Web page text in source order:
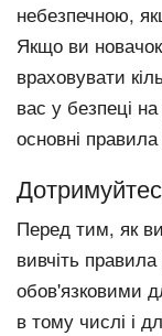
небезпечною,
Якщо ви новачок
враховувати
вас у безпеці
основні
Перед тим, як
вивчіть
обов'язковими
в тому числі і